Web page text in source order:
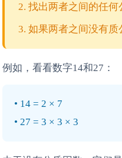
找出两者之间的任何
如果两者之间没有质
例如，看看数字14和27：
• 14 = 2 × 7
• 27 = 3 × 3 × 3